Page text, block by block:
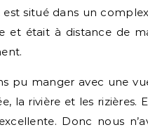
est situé dans un
et était à distance de
pu manger avec une
la rivière et les rizières.
Donc nous